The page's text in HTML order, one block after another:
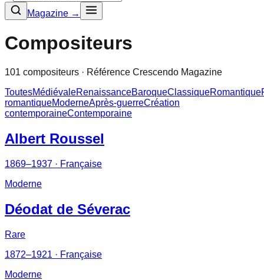
Magazine →
Compositeurs
101 compositeurs · Référence Crescendo Magazine
ToutesMédiévaleRenaissanceBaroqueClassiqueRomantique
romantiqueModerneAprès-guerreCréation
contemporaineContemporaine
Albert Roussel
1869–1937 · Française
Moderne
Déodat de Séverac
Rare
1872–1921 · Française
Moderne